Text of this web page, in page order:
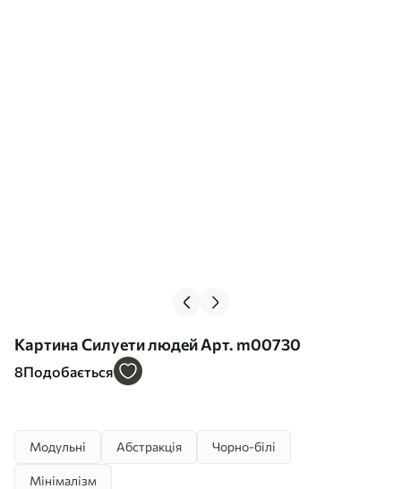
Картина Силуети людей Арт. m00730
8Подобається
Модульні Абстракція Чорно-білі
Мінімалізм